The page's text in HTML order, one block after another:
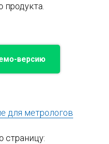
версию
для метрологов
страницу: